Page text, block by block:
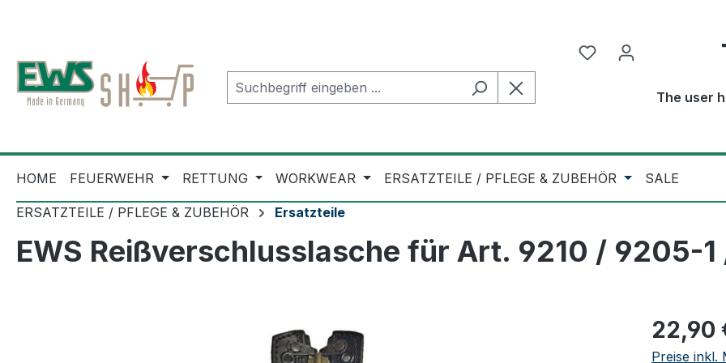
The user
HOME FEUERWEHR RETTUNG WORKWEAR ERSATZTEILE / PFLEGE & ZUBEHÖR SALE
ERSATZTEILE / PFLEGE & ZUBEHÖR Ersatzteile
EWS Reißverschlusslasche für Art. 9210 / 9205-
Regulärer
22,90
Preise inkl.